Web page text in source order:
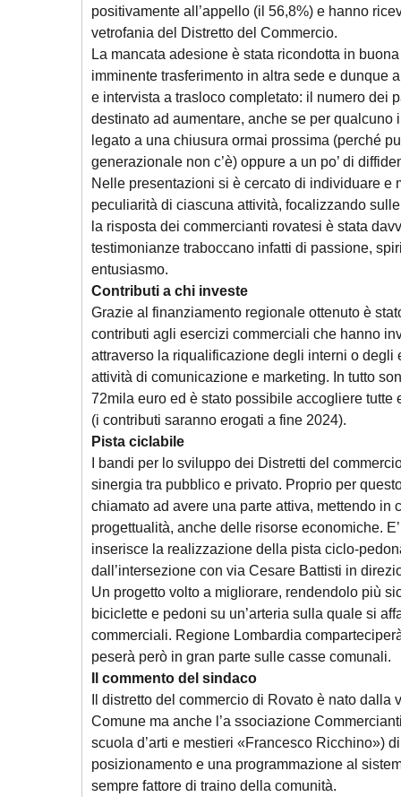
positivamente all’appello (il 56,8%) e hanno
vetrofania del Distretto del Commercio.
La mancata adesione è stata ricondotta in
imminente trasferimento in altra sede e dunque
e intervista a trasloco completato: il numero dei
destinato ad aumentare, anche se per qualcuno
legato a una chiusura ormai prossima (perché
generazionale non c’è) oppure a un po’ di
Nelle presentazioni si è cercato di individuare e
peculiarità di ciascuna attività, focalizzando
la risposta dei commercianti rovatesi è stata
testimonianze traboccano infatti di passione,
entusiasmo.
Contributi a chi investe
Grazie al finanziamento regionale ottenuto è
contributi agli esercizi commerciali che hanno
attraverso la riqualificazione degli interni o degli
attività di comunicazione e marketing. In tutto
72mila euro ed è stato possibile accogliere tutte
(i contributi saranno erogati a fine 2024).
Pista ciclabile
I bandi per lo sviluppo dei Distretti del
sinergia tra pubblico e privato. Proprio per
chiamato ad avere una parte attiva, mettendo in
progettualità, anche delle risorse economiche.
inserisce la realizzazione della pista ciclo-
dall’intersezione con via Cesare Battisti in
Un progetto volto a migliorare, rendendolo più
biciclette e pedoni su un’arteria sulla quale si
commerciali. Regione Lombardia
peserà però in gran parte sulle casse comunali.
Il commento del sindaco
Il distretto del commercio di Rovato è nato dalla
Comune ma anche l’a ssociazione
scuola d’arti e mestieri «Francesco Ricchino»)
posizionamento e una programmazione al
sempre fattore di traino della comunità.